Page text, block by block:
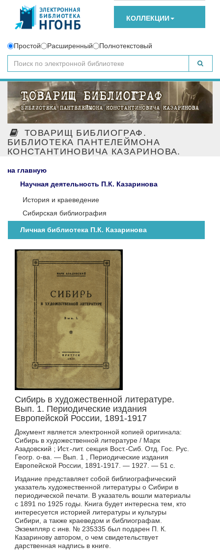
КОЛЛЕКЦИИ
Простой Расширенный Полнотекстовый
ТОВАРИЩ БИБЛИОГРАФ.
БИБЛИОТЕКА ПАНТЕЛЕЙМОНА
КОНСТАНТИНОВИЧА КАЗАРИНОВА.
на главную
Научная деятельность П.К. Казаринова
История и краеведение
Сибирская библиография
Личная библиотека П.К. Казаринова
Сибирь в художественной литературе.
Вып. 1. Периодические издания
Европейской России, 1891-1917
Документ является электронной копией оригинала:
Сибирь в художественной литературе / Марк
Азадовский ; Ист.-лит. секция Вост.-Сиб. Отд. Гос. Рус.
Геогр. о-ва. — Вып. 1 , Периодические издания
Европейской России, 1891-1917. — 1927. — 51 с.
Издание представляет собой библиографический
указатель художественной литературы о Сибири в
периодической печати. В указатель вошли материалы
с 1891 по 1925 годы. Книга будет интересна тем, кто
интересуется историей литературы и культуры
Сибири, а также краеведом и библиографам.
Экземпляр с инв. № 235335 был подарен П. К.
Казаринову автором, о чем свидетельствует
дарственная надпись в книге.